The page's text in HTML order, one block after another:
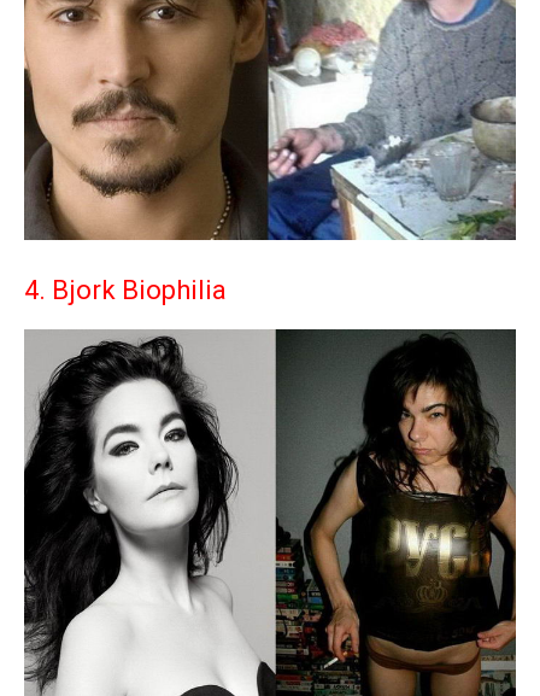
4. Bjork Biophilia